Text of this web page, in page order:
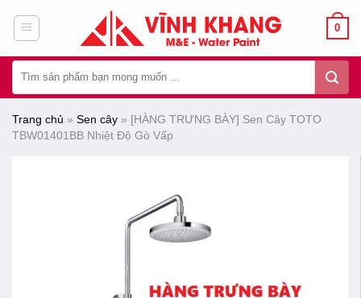
dung
0
kiếm:
Trang chủ » Sen cây » [HÀNG TRƯNG BÀY] Sen Cây TOTO
TBW01401BB Nhiệt Độ Gò Vấp